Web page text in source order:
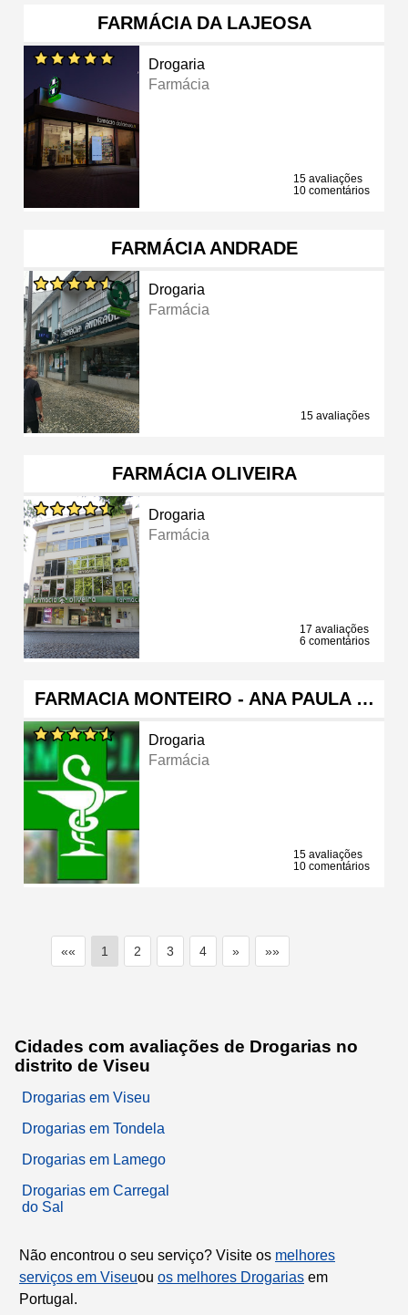
FARMÁCIA DA LAJEOSA
Drogaria
Farmácia
15 avaliações
10 comentários
FARMÁCIA ANDRADE
Drogaria
Farmácia
15 avaliações
FARMÁCIA OLIVEIRA
Drogaria
Farmácia
17 avaliações
6 comentários
FARMACIA MONTEIRO - ANA PAULA …
Drogaria
Farmácia
15 avaliações
10 comentários
«« 1 2 3 4 » »»
Cidades com avaliações de Drogarias no
distrito de Viseu
Drogarias em Viseu
Drogarias em Tondela
Drogarias em Lamego
Drogarias em Carregal
do Sal
Não encontrou o seu serviço? Visite os melhores
serviços em Viseuou os melhores Drogarias em
Portugal.